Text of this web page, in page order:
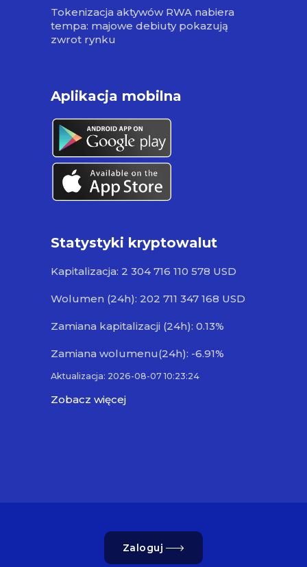
Tokenizacja aktywów RWA nabiera
tempa: majowe debiuty pokazują
zwrot rynku
Aplikacja mobilna
Statystyki kryptowalut
Kapitalizacja: 2 304 716 110 578 USD
Wolumen (24h): 202 711 347 168 USD
Zamiana kapitalizacji (24h): 0.13%
Zamiana wolumenu(24h): -6.91%
Aktualizacja: 2026-08-07 10:23:24
Zobacz więcej
Zaloguj